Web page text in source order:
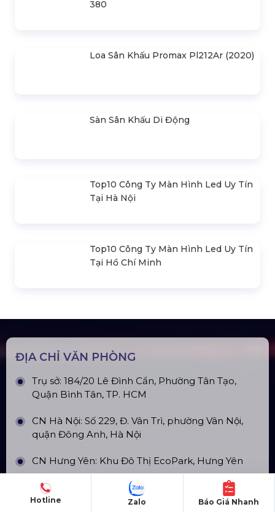
2.0M) VS3030B_2.0M
380
Loa Sân Khấu Promax Pl212Ar (2020)
Top10 Công Ty Màn Hình Led Uy Tín
Tại Hà Nội
Hotline Báo Giá Nhanh
Zalo